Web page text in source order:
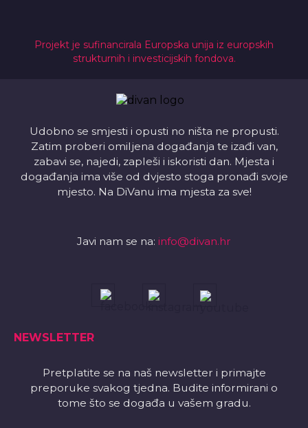
Projekt je sufinancirala Europska unija iz europskih
strukturnih i investicijskih fondova.
Udobno se smjesti i opusti no ništa ne propusti.
Zatim proberi omiljena događanja te izađi van,
zabavi se, najedi, zapleši i iskoristi dan. Mjesta i
događanja ima više od dvjesto stoga pronađi svoje
mjesto. Na DiVanu ima mjesta za sve!
Javi nam se na: info@divan.hr
NEWSLETTER
Pretplatite se na naš newsletter i primajte
preporuke svakog tjedna. Budite informirani o
tome što se događa u vašem gradu.